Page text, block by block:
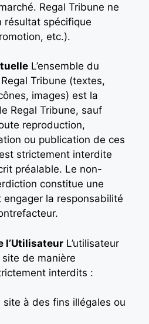
Regal Tribune ne
résultat spécifique
etc.).
L’ensemble du
Tribune (textes,
images) est la
Regal Tribune, sauf
reproduction,
ou publication de ces
strictement interdite
préalable. Le non-
constitue une
la responsabilité
l’Utilisateur L’utilisateur
site de manière
interdits :
site à des fins illégales ou